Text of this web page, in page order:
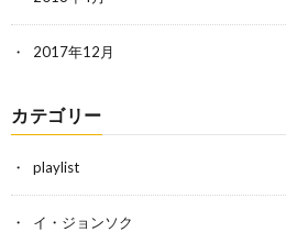
2017年12月
カテゴリー
playlist
イ・ジョンソク